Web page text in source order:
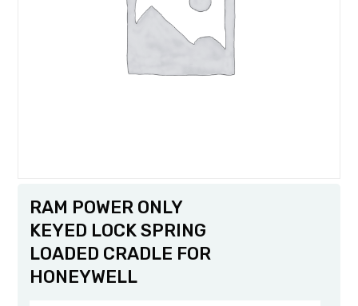
RAM POWER ONLY
KEYED LOCK SPRING
LOADED CRADLE FOR
HONEYWELL